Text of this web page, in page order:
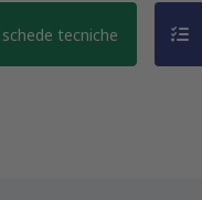
tecniche